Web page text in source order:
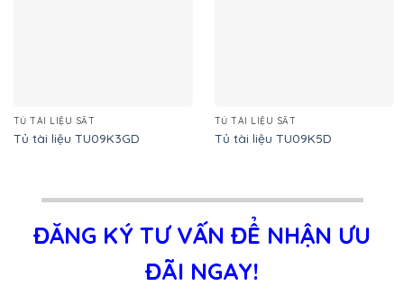
TỦ TÀI LIỆU SẮT
Tủ tài liệu TU09K3GD
TỦ TÀI LIỆU SẮT
Tủ tài liệu TU09K5D
ĐĂNG KÝ TƯ VẤN ĐỂ NHẬN ƯU
ĐÃI NGAY!